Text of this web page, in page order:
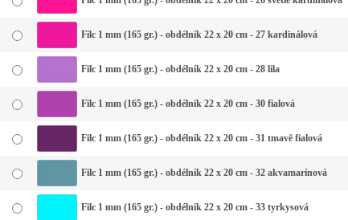
Filc 1 mm (165 gr.) - obdélník 22 x 20 cm - 27 kardinálová
Filc 1 mm (165 gr.) - obdélník 22 x 20 cm - 28 lila
Filc 1 mm (165 gr.) - obdélník 22 x 20 cm - 30 fialová
Filc 1 mm (165 gr.) - obdélník 22 x 20 cm - 31 tmavě fialová
Filc 1 mm (165 gr.) - obdélník 22 x 20 cm - 32 akvamarínová
Filc 1 mm (165 gr.) - obdélník 22 x 20 cm - 33 tyrkysová